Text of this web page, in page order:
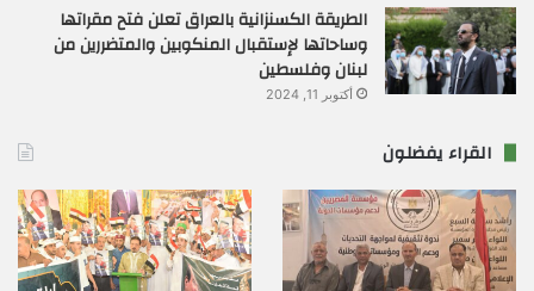
الطريقة الكسنزانية بالعراق تعلن فتح مقراتها
وساحاتها لإستقبال المنكوبين والمتضررين من
لبنان وفلسطين
أكتوبر 11, 2024
القراء يفضلون